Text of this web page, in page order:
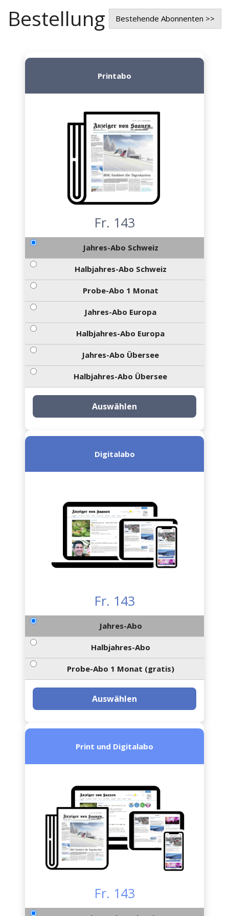
Bestellung Bestehende Abonnenten >>
Printabo
Fr. 143
Jahres-Abo Schweiz
Halbjahres-Abo Schweiz
Probe-Abo 1 Monat
Jahres-Abo Europa
Halbjahres-Abo Europa
Jahres-Abo Übersee
Halbjahres-Abo Übersee
Auswählen
Digitalabo
Fr. 143
Jahres-Abo
Halbjahres-Abo
Probe-Abo 1 Monat (gratis)
Auswählen
Print und Digitalabo
Fr. 143